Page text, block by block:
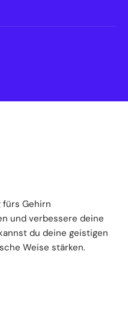
fürs Gehirn
und verbessere deine
du deine geistigen
Weise stärken.